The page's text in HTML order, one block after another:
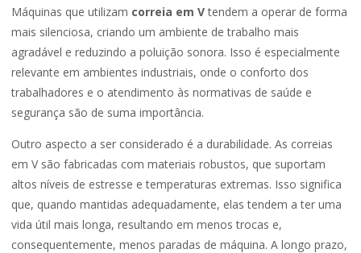
Máquinas que utilizam correia em Vtendem a operar de forma
mais silenciosa, criando um ambiente de trabalho mais
agradável e reduzindo a poluição sonora. Isso é especialmente
relevante em ambientes industriais, onde o conforto dos
trabalhadores e o atendimento às normativas de saúde e
segurança são de suma importância.
Outro aspecto a ser considerado é a durabilidade. As correias
em V são fabricadas com materiais robustos, que suportam
altos níveis de estresse e temperaturas extremas. Isso significa
que, quando mantidas adequadamente, elas tendem a ter uma
vida útil mais longa, resultando em menos trocas e,
consequentemente, menos paradas de máquina. A longo prazo,